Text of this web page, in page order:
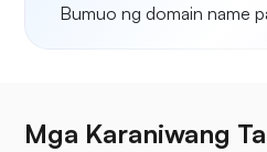
Bumuo ng domain name
Mga Karaniwang